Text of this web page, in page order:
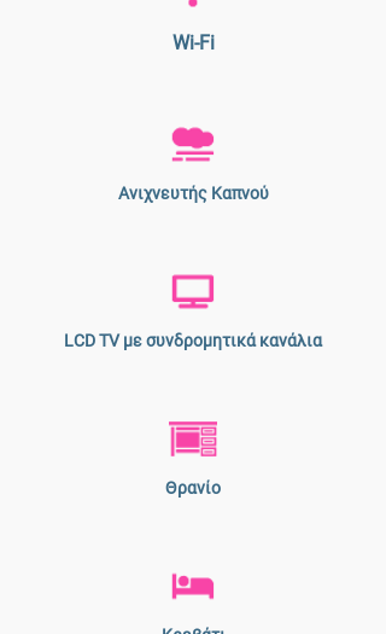
Wi-Fi
Ανιχνευτής Καπνού
LCD TV με συνδρομητικά κανάλια
Θρανίο